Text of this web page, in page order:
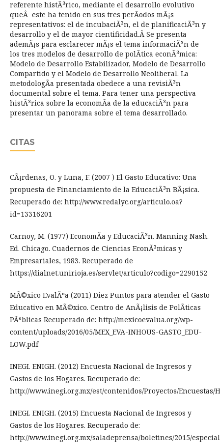
referente histÃ³rico, mediante el desarrollo evolutivo
queÂ este ha tenido en sus tres perÃ­odos mÃ¡s
representativos: el de incubaciÃ³n, el de planificaciÃ³n y
desarrollo y el de mayor cientificidad.Â Se presenta
ademÃ¡s para esclarecer mÃ¡s el tema informaciÃ³n de
los tres modelos de desarrollo de polÃ­tica econÃ³mica:
Modelo de Desarrollo Estabilizador, Modelo de Desarrollo
Compartido y el Modelo de Desarrollo Neoliberal. La
metodologÃ­a presentada obedece a una revisiÃ³n
documental sobre el tema. Para tener una perspectiva
histÃ³rica sobre la economÃ­a de la educaciÃ³n para
presentar un panorama sobre el tema desarrollado.
CITAS
CÃ¡rdenas, O. y Luna, F. (2007 ) El Gasto Educativo: Una
propuesta de Financiamiento de la EducaciÃ³n BÃ¡sica.
Recuperado de: http://www.redalyc.org/articulo.oa?
id=13316201
Carnoy, M. (1977) EconomÃ­a y EducaciÃ³n. Manning Nash.
Ed. Chicago. Cuadernos de Ciencias EconÃ³micas y
Empresariales, 1983. Recuperado de
https://dialnet.unirioja.es/servlet/articulo?codigo=2290152
MÃ©xico EvalÃºa (2011) Diez Puntos para atender el Gasto
Educativo en MÃ©xico. Centro de AnÃ¡lisis de PolÃ­ticas
PÃºblicas Recuperado de: http://mexicoevalua.org/wp-
content/uploads/2016/05/MEX_EVA-INHOUS-GASTO_EDU-
LOW.pdf
INEGI. ENIGH. (2012) Encuesta Nacional de Ingresos y
Gastos de los Hogares. Recuperado de:
http://www.inegi.org.mx/est/contenidos/Proyectos/
INEGI. ENIGH. (2015) Encuesta Nacional de Ingresos y
Gastos de los Hogares. Recuperado de:
http://www.inegi.org.mx/saladeprensa/boletines/2015/